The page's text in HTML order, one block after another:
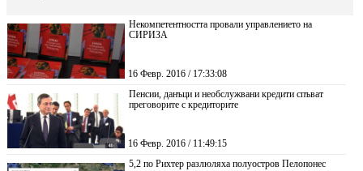
Некомпетентността провали управлението на
СИРИЗА
16 Февр. 2016 / 17:33:08
Пенсии, данъци и необслужвани кредити спъват
преговорите с кредиторите
16 Февр. 2016 / 11:49:15
5,2 по Рихтер разлюляха полуостров Пелопонес